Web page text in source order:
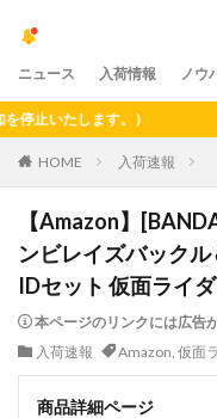
ニュース 入荷情報 ノウ
たします。）
HOME 入荷速報
【Amazon】
ンビレイズバック
IDセット 仮面ライ
本ページのリンクには広告
入荷速報
Amazon, 仮面
商品詳細ページ